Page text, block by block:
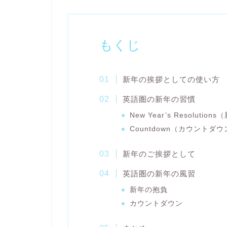
もくじ
新年の挨拶としての使い方
英語圏の新年の習慣
New Year’s Resolutions（
Countdown（カウントダウ
新年のご挨拶として
英語圏の新年の風習
新年の抱負
カウントダウン